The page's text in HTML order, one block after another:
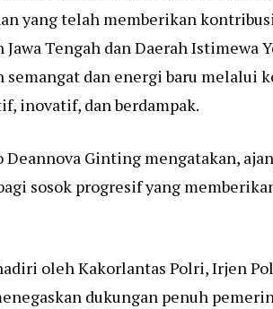
yang telah memberikan
Tengah dan Daerah Istimewa
semangat dan energi baru melalui
inovatif, dan berdampak.
Ginting mengatakan,
sosok progresif yang
oleh Kakorlantas Polri, Irjen
dukungan penuh